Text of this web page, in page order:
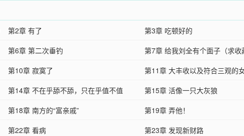
第2章 有了 第3章 吃顿好的
第6章 第二次垂钓 第7章 给我刘全有个面子（求收
第10章 寂寞了
第11章 大丰收以及符合三观的
藏！）
第14章 不在乎舔不舔，只在乎值不值 第15章 活像一只大灰狼
第18章 南方的“富亲戚” 第19章 弄他！
第22章 看病 第23章 发现新财路